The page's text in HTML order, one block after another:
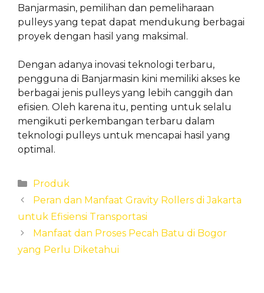
Banjarmasin, pemilihan dan pemeliharaan
pulleys yang tepat dapat mendukung berbagai
proyek dengan hasil yang maksimal.
Dengan adanya inovasi teknologi terbaru,
pengguna di Banjarmasin kini memiliki akses ke
berbagai jenis pulleys yang lebih canggih dan
efisien. Oleh karena itu, penting untuk selalu
mengikuti perkembangan terbaru dalam
teknologi pulleys untuk mencapai hasil yang
optimal.
Categories
Produk
Peran dan Manfaat Gravity Rollers di Jakarta
untuk Efisiensi Transportasi
Manfaat dan Proses Pecah Batu di Bogor
yang Perlu Diketahui